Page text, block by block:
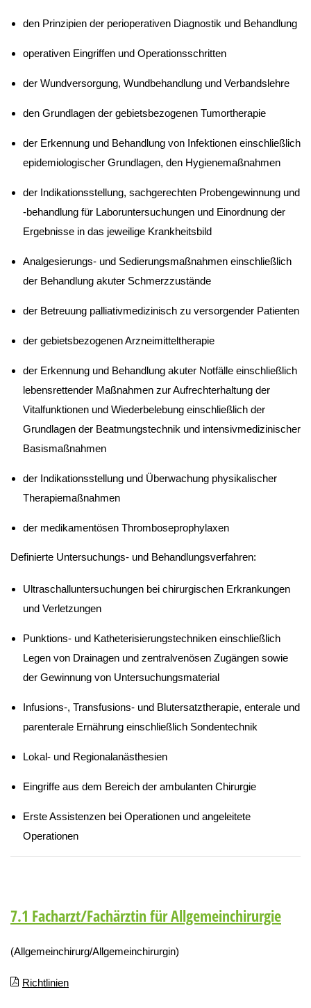
den Prinzipien der perioperativen Diagnostik und Behandlung
operativen Eingriffen und Operationsschritten
der Wundversorgung, Wundbehandlung und Verbandslehre
den Grundlagen der gebietsbezogenen Tumortherapie
der Erkennung und Behandlung von Infektionen einschließlich
epidemiologischer Grundlagen, den Hygienemaßnahmen
der Indikationsstellung, sachgerechten Probengewinnung und
-behandlung für Laboruntersuchungen und Einordnung der
Ergebnisse in das jeweilige Krankheitsbild
Analgesierungs- und Sedierungsmaßnahmen einschließlich
der Behandlung akuter Schmerzzustände
der Betreuung palliativmedizinisch zu versorgender Patienten
der gebietsbezogenen Arzneimitteltherapie
der Erkennung und Behandlung akuter Notfälle einschließlich
lebensrettender Maßnahmen zur Aufrechterhaltung der
Vitalfunktionen und Wiederbelebung einschließlich der
Grundlagen der Beatmungstechnik und intensivmedizinischer
Basismaßnahmen
der Indikationsstellung und Überwachung physikalischer
Therapiemaßnahmen
der medikamentösen Thromboseprophylaxen
Definierte Untersuchungs- und Behandlungsverfahren:
Ultraschalluntersuchungen bei chirurgischen Erkrankungen
und Verletzungen
Punktions- und Katheterisierungstechniken einschließlich
Legen von Drainagen und zentralvenösen Zugängen sowie
der Gewinnung von Untersuchungsmaterial
Infusions-, Transfusions- und Blutersatztherapie, enterale und
parenterale Ernährung einschließlich Sondentechnik
Lokal- und Regionalanästhesien
Eingriffe aus dem Bereich der ambulanten Chirurgie
Erste Assistenzen bei Operationen und angeleitete
Operationen
7.1 Facharzt/Fachärztin für Allgemeinchirurgie
(Allgemeinchirurg/Allgemeinchirurgin)
Richtlinien